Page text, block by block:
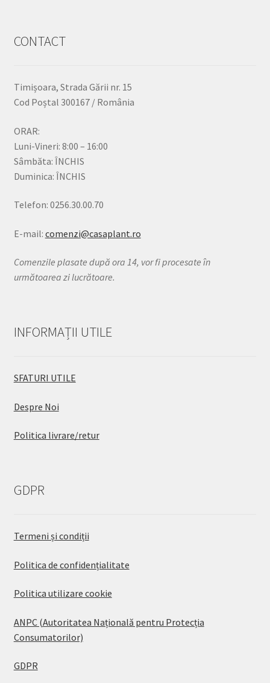
CONTACT
Timișoara, Strada Gării nr. 15
Cod Poștal 300167 / România
ORAR:
Luni-Vineri: 8:00 – 16:00
Sâmbăta: ÎNCHIS
Duminica: ÎNCHIS
Telefon: 0256.30.00.70
E-mail: comenzi@casaplant.ro
Comenzile plasate după ora 14, vor fi procesate în
următoarea zi lucrătoare.
INFORMAȚII UTILE
SFATURI UTILE
Despre Noi
Politica livrare/retur
GDPR
Termeni și condiții
Politica de confidențialitate
Politica utilizare cookie
ANPC (Autoritatea Națională pentru Protecția
Consumatorilor)
GDPR